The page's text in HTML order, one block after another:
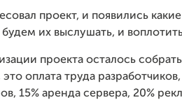
проект, и появились
их выслушать, и
проекта осталось
оплата труда разработчиков,
15% аренда сервера, 20%